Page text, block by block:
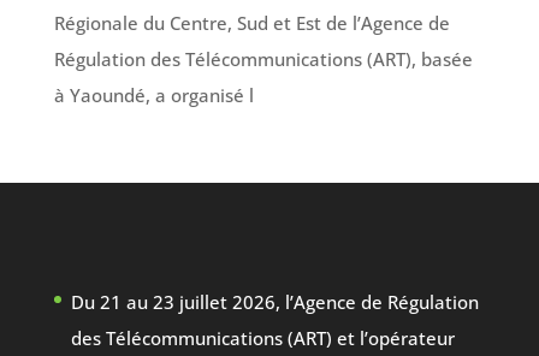
Régionale du Centre, Sud et Est de l’Agence de
Régulation des Télécommunications (ART), basée
à Yaoundé, a organisé l
Du 21 au 23 juillet 2026, l’Agence de Régulation
des Télécommunications (ART) et l’opérateur